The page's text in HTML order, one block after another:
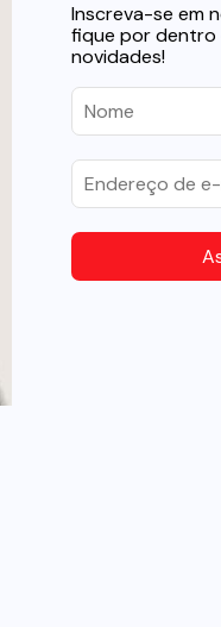
Inscreva-se em
fique por dentro
novidades!